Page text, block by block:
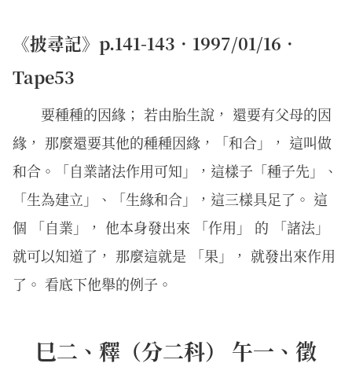
《披尋記》p.141-143．1997/01/16．
Tape53
要種種的因緣； 若由胎生說， 還要有父母的因
緣， 那麼還要其他的種種因緣，「和合」， 這叫做
和合。「自業諸法作用可知」，這樣子「種子先」、
「生為建立」、「生緣和合」，這三樣具足了。 這
個 「自業」， 他本身發出來 「作用」 的 「諸法」
就可以知道了， 那麼這就是 「果」， 就發出來作用
了。 看底下他舉的例子。
巳二、釋（分二科） 午一、徵